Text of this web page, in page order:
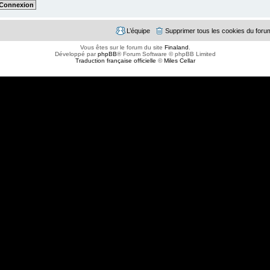
Supprimer tous les cookies du
L’équipe
Vous êtes sur le forum du site Finaland
Développé parphpBB® Forum Software © phpBB Limited
Traduction française officielle ©Miles Cellar